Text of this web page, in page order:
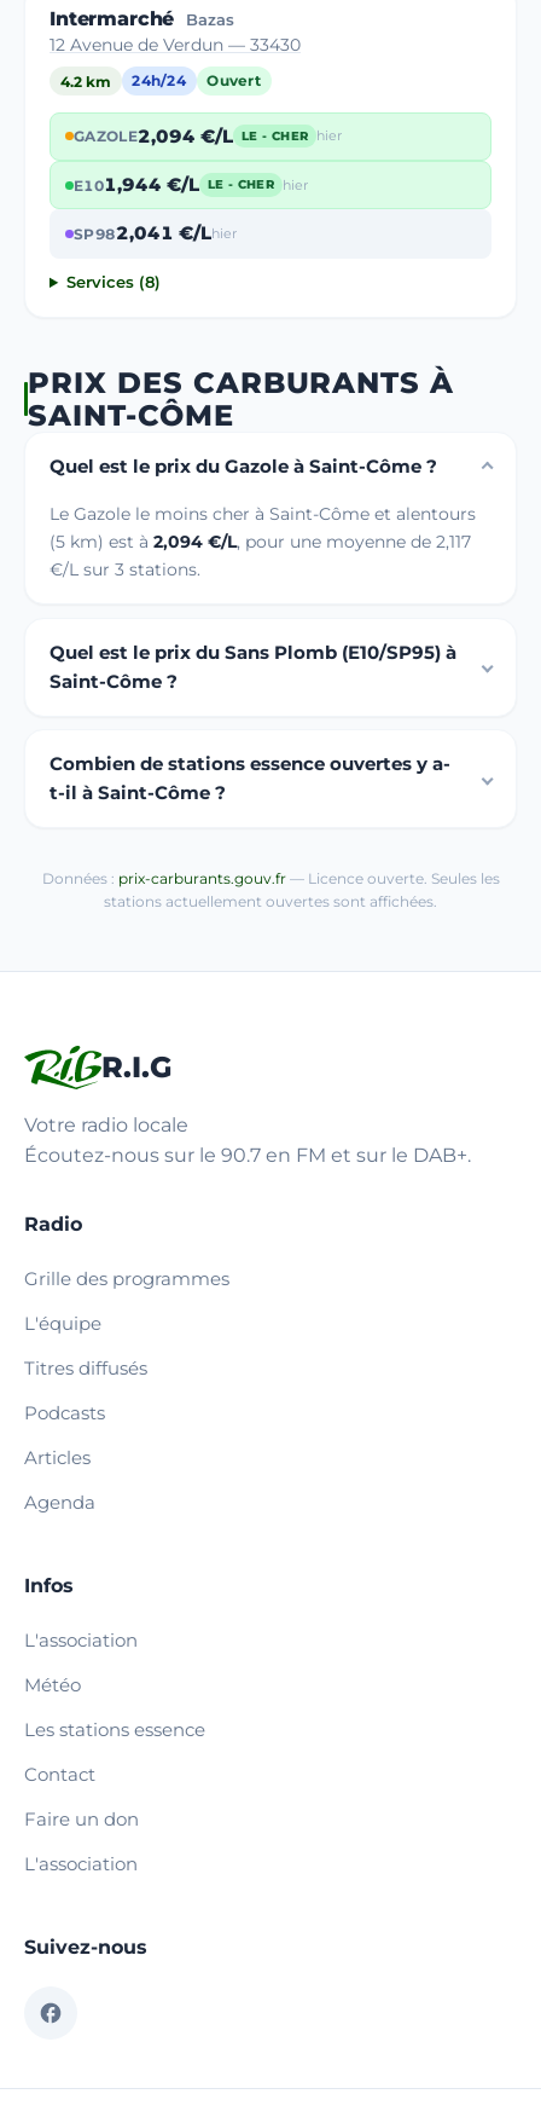
Intermarché Bazas
12 Avenue de Verdun — 33430
4.2 km 24h/24 Ouvert
GAZOLE2,094 €/L LE - CHER hier
E101,944 €/L LE - CHER hier
SP982,041 €/Lhier
Services (8)
PRIX DES CARBURANTS À
SAINT-CÔME
Quel est le prix du Gazole à Saint-Côme ?
Le Gazole le moins cher à Saint-Côme et alentours
(5 km) est à 2,094 €/L, pour une moyenne de 2,117
€/L sur 3 stations.
Quel est le prix du Sans Plomb (E10/SP95) à
Saint-Côme ?
Combien de stations essence ouvertes y a-
t-il à Saint-Côme ?
Données : prix-carburants.gouv.fr— Licence ouverte. Seules les
stations actuellement ouvertes sont affichées.
R.I.G
Votre radio locale
Écoutez-nous sur le 90.7 en FM et sur le DAB+.
Radio
Grille des programmes
L'équipe
Titres diffusés
Podcasts
Articles
Agenda
Infos
L'association
Météo
Les stations essence
Contact
Faire un don
L'association
Suivez-nous